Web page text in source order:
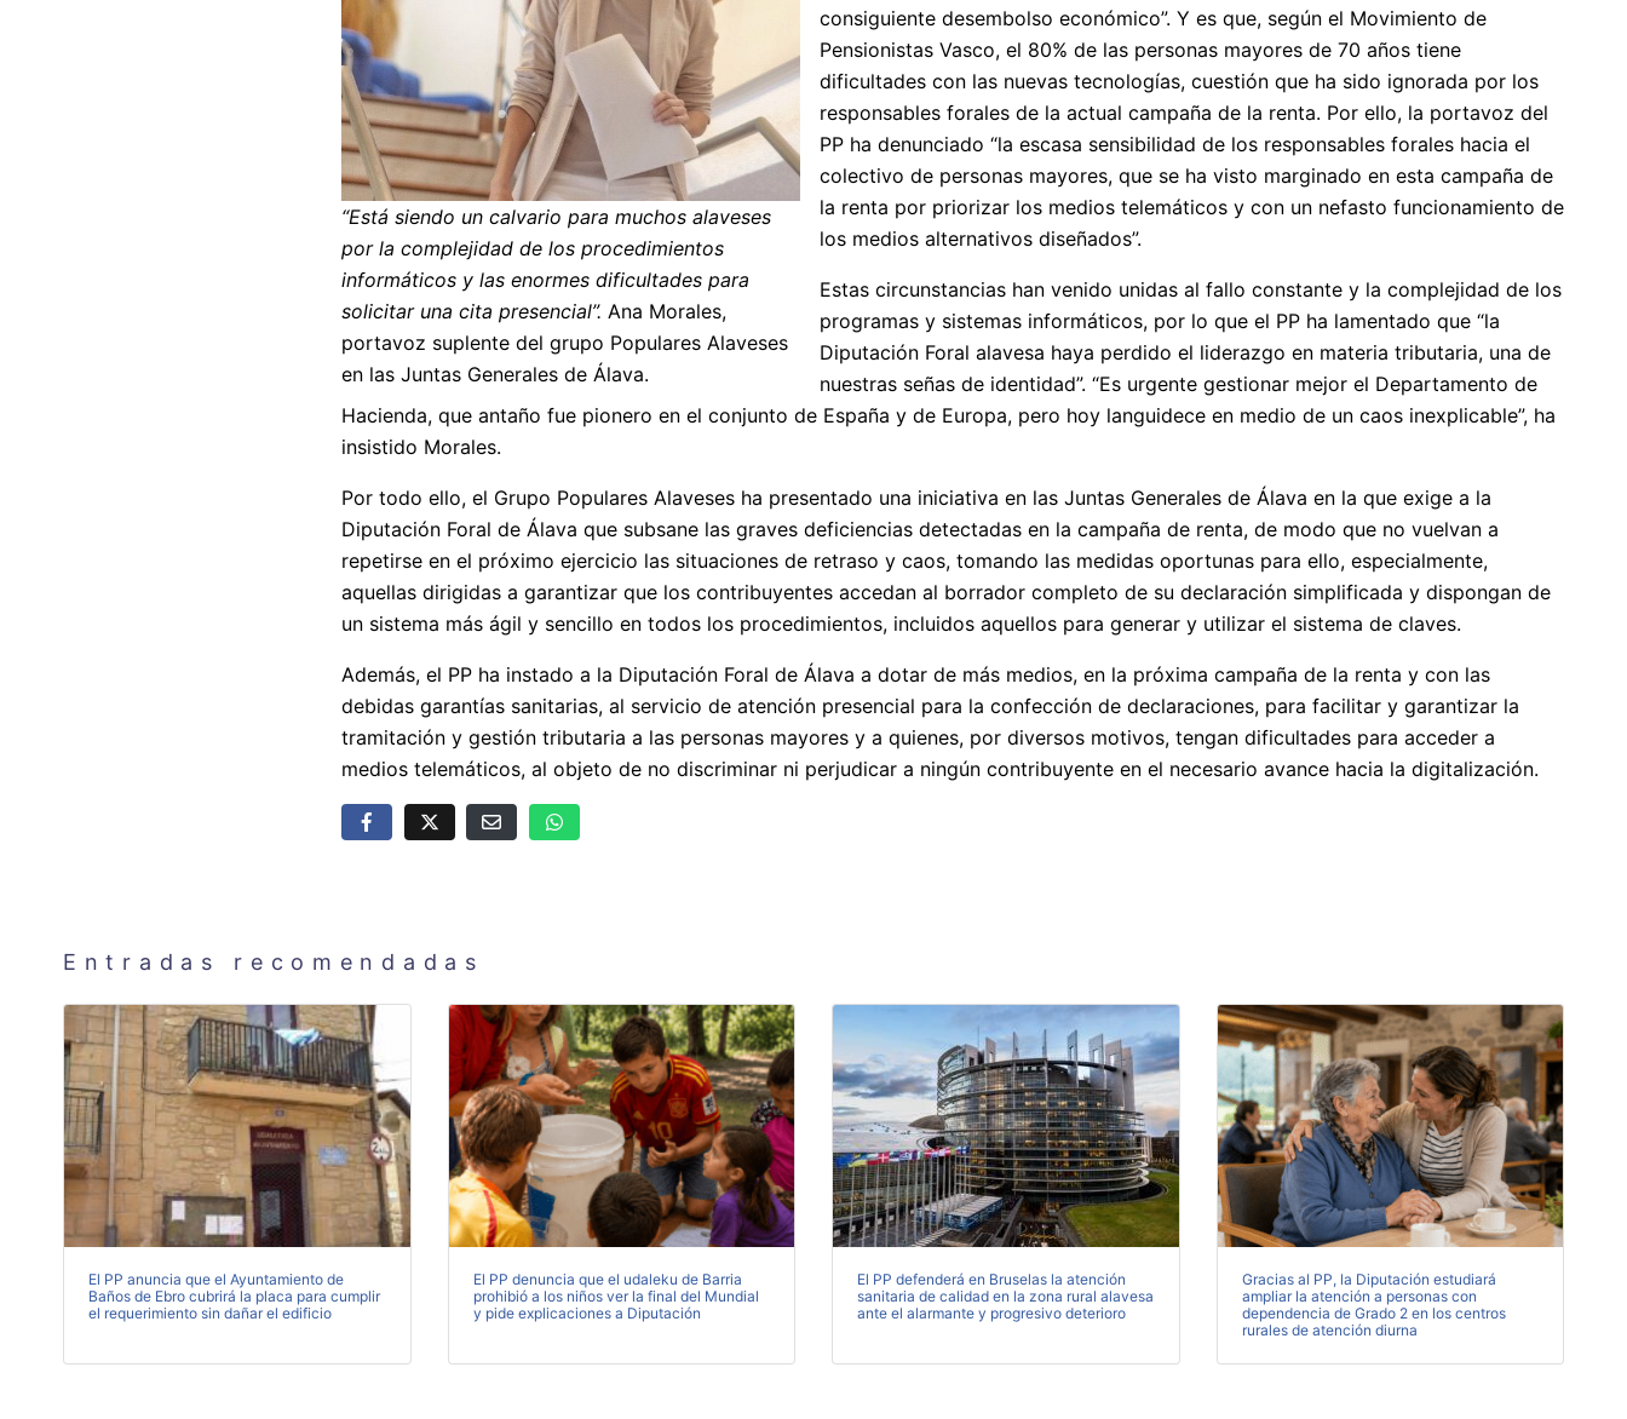
“Está siendo un calvario para muchos alaveses
por la complejidad de los procedimientos
informáticos y las enormes dificultades para
solicitar una cita presencial”. Ana Morales,
portavoz suplente del grupo Populares Alaveses
en las Juntas Generales de Álava.
consiguiente desembolso económico”. Y es que, según el Movimiento de
Pensionistas Vasco, el 80% de las personas mayores de 70 años tiene
dificultades con las nuevas tecnologías, cuestión que ha sido ignorada por los
responsables forales de la actual campaña de la renta. Por ello, la portavoz del
PP ha denunciado “la escasa sensibilidad de los responsables forales hacia el
colectivo de personas mayores, que se ha visto marginado en esta campaña de
la renta por priorizar los medios telemáticos y con un nefasto funcionamiento de
los medios alternativos diseñados”.
Estas circunstancias han venido unidas al fallo constante y la complejidad de los
programas y sistemas informáticos, por lo que el PP ha lamentado que “la
Diputación Foral alavesa haya perdido el liderazgo en materia tributaria, una de
nuestras señas de identidad”. “Es urgente gestionar mejor el Departamento de
Hacienda, que antaño fue pionero en el conjunto de España y de Europa, pero hoy languidece en medio de un caos inexplicable”, ha
insistido Morales.
Por todo ello, el Grupo Populares Alaveses ha presentado una iniciativa en las Juntas Generales de Álava en la que exige a la
Diputación Foral de Álava que subsane las graves deficiencias detectadas en la campaña de renta, de modo que no vuelvan a
repetirse en el próximo ejercicio las situaciones de retraso y caos, tomando las medidas oportunas para ello, especialmente,
aquellas dirigidas a garantizar que los contribuyentes accedan al borrador completo de su declaración simplificada y dispongan de
un sistema más ágil y sencillo en todos los procedimientos, incluidos aquellos para generar y utilizar el sistema de claves.
Además, el PP ha instado a la Diputación Foral de Álava a dotar de más medios, en la próxima campaña de la renta y con las
debidas garantías sanitarias, al servicio de atención presencial para la confección de declaraciones, para facilitar y garantizar la
tramitación y gestión tributaria a las personas mayores y a quienes, por diversos motivos, tengan dificultades para acceder a
medios telemáticos, al objeto de no discriminar ni perjudicar a ningún contribuyente en el necesario avance hacia la digitalización.
Entradas recomendadas
El PP anuncia que el Ayuntamiento de
Baños de Ebro cubrirá la placa para cumplir
el requerimiento sin dañar el edificio
El PP denuncia que el udaleku de Barria
prohibió a los niños ver la final del Mundial
y pide explicaciones a Diputación
El PP defenderá en Bruselas la atención
sanitaria de calidad en la zona rural alavesa
ante el alarmante y progresivo deterioro
Gracias al PP, la Diputación estudiará
ampliar la atención a personas con
dependencia de Grado 2 en los centros
rurales de atención diurna